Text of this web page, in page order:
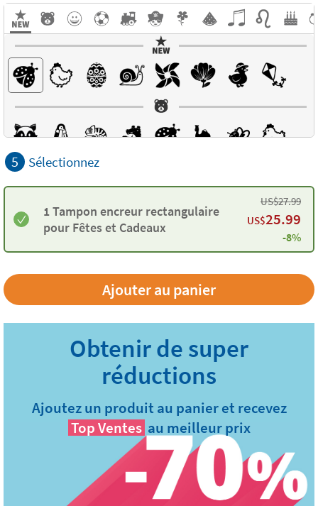
5 Sélectionnez
1 Tampon encreur rectangulaire
pour Fêtes et Cadeaux
US$27.99
US$25.99
-8%
Ajoutez un produit au panier et recevez
Top Ventes au meilleur prix